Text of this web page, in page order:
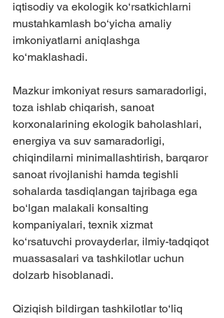
iqtisodiy va ekologik ko‘rsatkichlarni
mustahkamlash bo‘yicha amaliy
imkoniyatlarni aniqlashga
ko‘maklashadi.
Mazkur imkoniyat resurs samaradorligi,
toza ishlab chiqarish, sanoat
korxonalarining ekologik baholashlari,
energiya va suv samaradorligi,
chiqindilarni minimallashtirish, barqaror
sanoat rivojlanishi hamda tegishli
sohalarda tasdiqlangan tajribaga ega
bo‘lgan malakali konsalting
kompaniyalari, texnik xizmat
ko‘rsatuvchi provayderlar, ilmiy-tadqiqot
muassasalari va tashkilotlar uchun
dolzarb hisoblanadi.
Qiziqish bildirgan tashkilotlar to‘liq